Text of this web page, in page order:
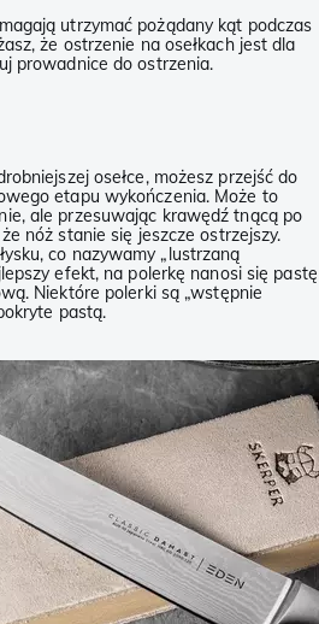
utrzymać pożądany kąt podczas
że ostrzenie na osełkach jest dla
prowadnice do ostrzenia.
osełce, możesz przejść do
etapu wykończenia. Może to
ale przesuwając krawędź tnącą po
nóż stanie się jeszcze ostrzejszy.
co nazywamy „lustrzaną
efekt, na polerkę nanosi się pastę
Niektóre polerki są „wstępnie
pastą.